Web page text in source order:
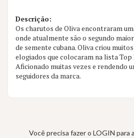
Descrição:
Os charutos de Oliva encontraram
onde atualmente são o segundo
de semente cubana. Oliva criou
elogiados que colocaram na lista Top
Aficionado muitas vezes e rendendo
seguidores da marca.
Você precisa fazer o LOGIN para